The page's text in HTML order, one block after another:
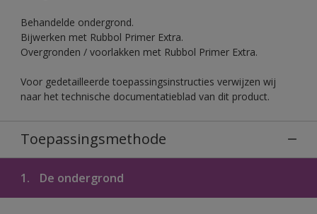
Behandelde ondergrond.
Bijwerken met Rubbol Primer Extra.
Overgronden / voorlakken met Rubbol Primer Extra.
Voor gedetailleerde toepassingsinstructies verwijzen wij
naar het technische documentatieblad van dit product.
Toepassingsmethode
1. De ondergrond